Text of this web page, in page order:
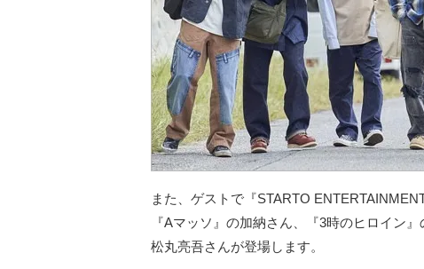
また、ゲストで『STARTO
『Aマッソ』の加納さん、『3時のヒロイン
松丸亮吾さんが登場します。